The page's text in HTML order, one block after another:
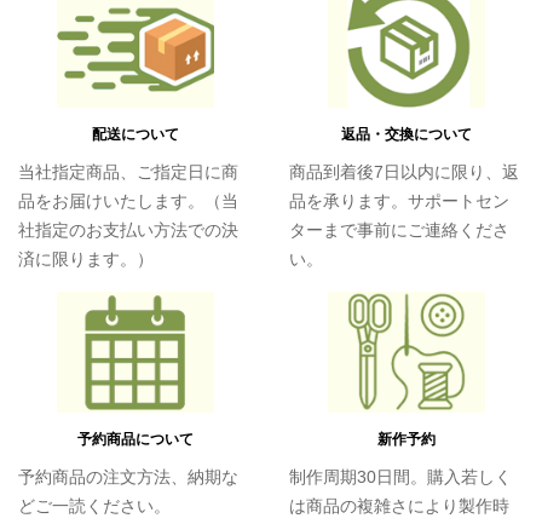
配送について
当社指定商品、ご指定日に商
品をお届けいたします。（当
社指定のお支払い方法での決
済に限ります。）
返品・交換について
商品到着後7日以内に限り、返
品を承ります。サポートセン
ターまで事前にご連絡くださ
い。
予約商品について
予約商品の注文方法、納期な
どご一読ください。
新作予約
制作周期30日間。購入若しく
は商品の複雑さにより製作時